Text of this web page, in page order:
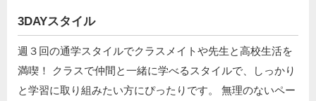
3DAYスタイル
週３回の通学スタイルでクラスメイトや先生と高校生活を
満喫！ クラスで仲間と一緒に学べるスタイルで、しっかり
と学習に取り組みたい方にぴったりです。 無理のないペー